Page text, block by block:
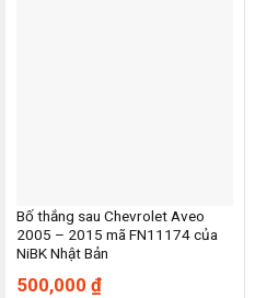
Bố thắng sau Chevrolet Aveo
2005 – 2015 mã FN11174 của
NiBK Nhật Bản
500,000 ₫